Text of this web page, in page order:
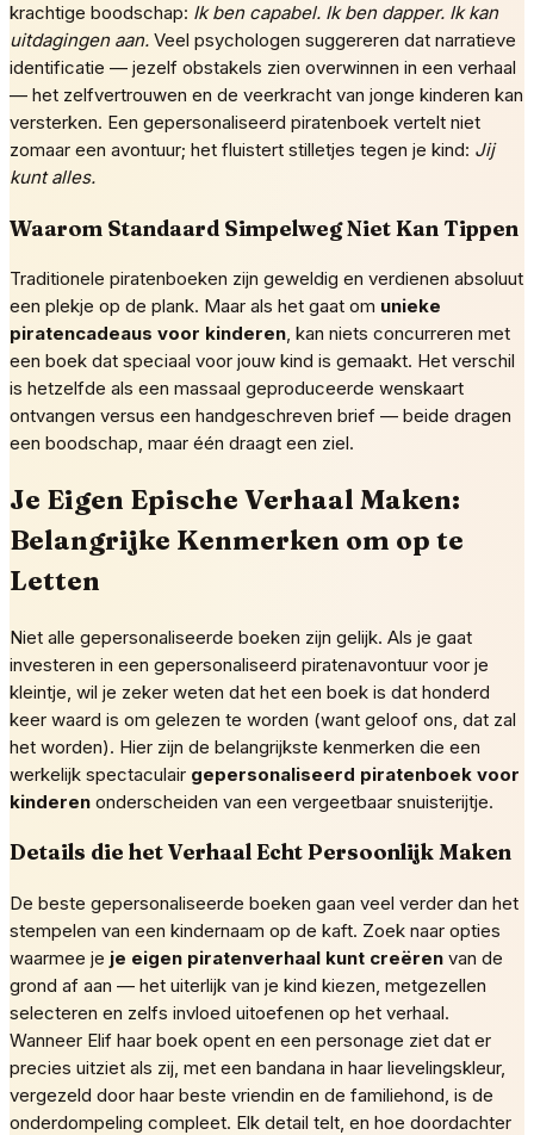
krachtige boodschap: Ik ben capabel. Ik ben dapper. Ik kan
uitdagingen aan. Veel psychologen suggereren dat narratieve
identificatie — jezelf obstakels zien overwinnen in een verhaal
— het zelfvertrouwen en de veerkracht van jonge kinderen kan
versterken. Een gepersonaliseerd piratenboek vertelt niet
zomaar een avontuur; het fluistert stilletjes tegen je kind: Jij
kunt alles.
Waarom Standaard Simpelweg Niet Kan Tippen
Traditionele piratenboeken zijn geweldig en verdienen absoluut
een plekje op de plank. Maar als het gaat om unieke
piratencadeaus voor kinderen, kan niets concurreren met
een boek dat speciaal voor jouw kind is gemaakt. Het verschil
is hetzelfde als een massaal geproduceerde wenskaart
ontvangen versus een handgeschreven brief — beide dragen
een boodschap, maar één draagt een ziel.
Je Eigen Epische Verhaal Maken:
Belangrijke Kenmerken om op te
Letten
Niet alle gepersonaliseerde boeken zijn gelijk. Als je gaat
investeren in een gepersonaliseerd piratenavontuur voor je
kleintje, wil je zeker weten dat het een boek is dat honderd
keer waard is om gelezen te worden (want geloof ons, dat zal
het worden). Hier zijn de belangrijkste kenmerken die een
werkelijk spectaculair gepersonaliseerd piratenboek voor
kinderen onderscheiden van een vergeetbaar snuisterijtje.
Details die het Verhaal Echt Persoonlijk Maken
De beste gepersonaliseerde boeken gaan veel verder dan het
stempelen van een kindernaam op de kaft. Zoek naar opties
waarmee je je eigen piratenverhaal kunt creëren van de
grond af aan — het uiterlijk van je kind kiezen, metgezellen
selecteren en zelfs invloed uitoefenen op het verhaal.
Wanneer Elif haar boek opent en een personage ziet dat er
precies uitziet als zij, met een bandana in haar lievelingskleur,
vergezeld door haar beste vriendin en de familiehond, is de
onderdompeling compleet. Elk detail telt, en hoe doordachter